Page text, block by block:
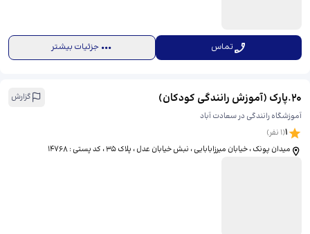
تماس جزئیات بیشتر
20
.پارک (آموزش رانندگی کودکان)
گزارش
آموزشگاه رانندگی در سعادت آباد
1
(
1 نفر)
میدان پونک ، خیابان میرزابابایی ، نبش خیابان عدل ، پلاک 35 ، کد پستی : 14768